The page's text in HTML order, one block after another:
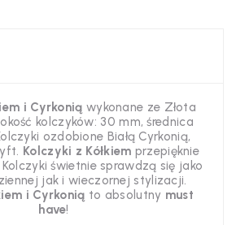
i Cyrkonią wykonane ze Złota
kolczyków: 30 mm, średnica
ozdobione Białą Cyrkonią,
Kolczyki z Kółkiem przepięknie
świetnie sprawdzą się jako
jak i wieczornej stylizacji.
i Cyrkonią to absolutny must
have!